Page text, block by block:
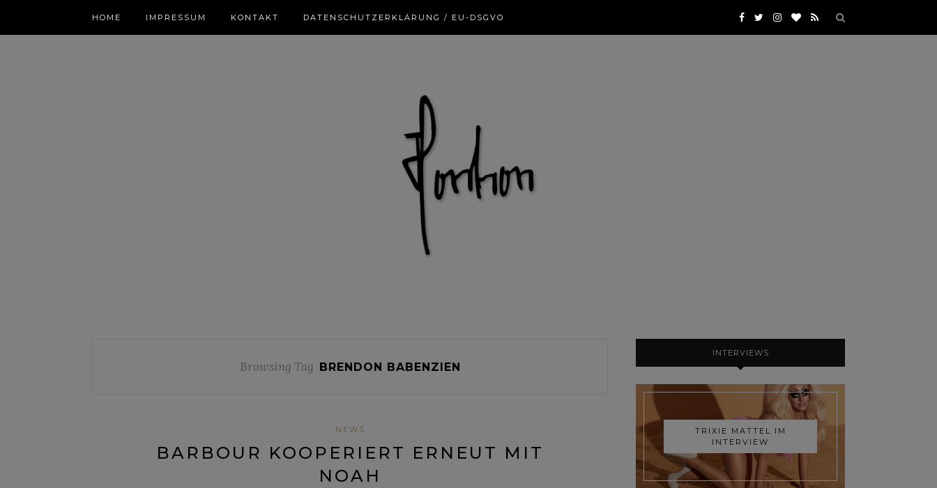
HOME IMPRESSUM KONTAKT DATENSCHUTZERKLÄRUNG / EU-DSGVO
Browsing Tag BRENDON BABENZIEN
NEWS
BARBOUR KOOPERIERT ERNEUT MIT
NOAH
INTERVIEWS
TRIXIE MATTEL IM
INTERVIEW